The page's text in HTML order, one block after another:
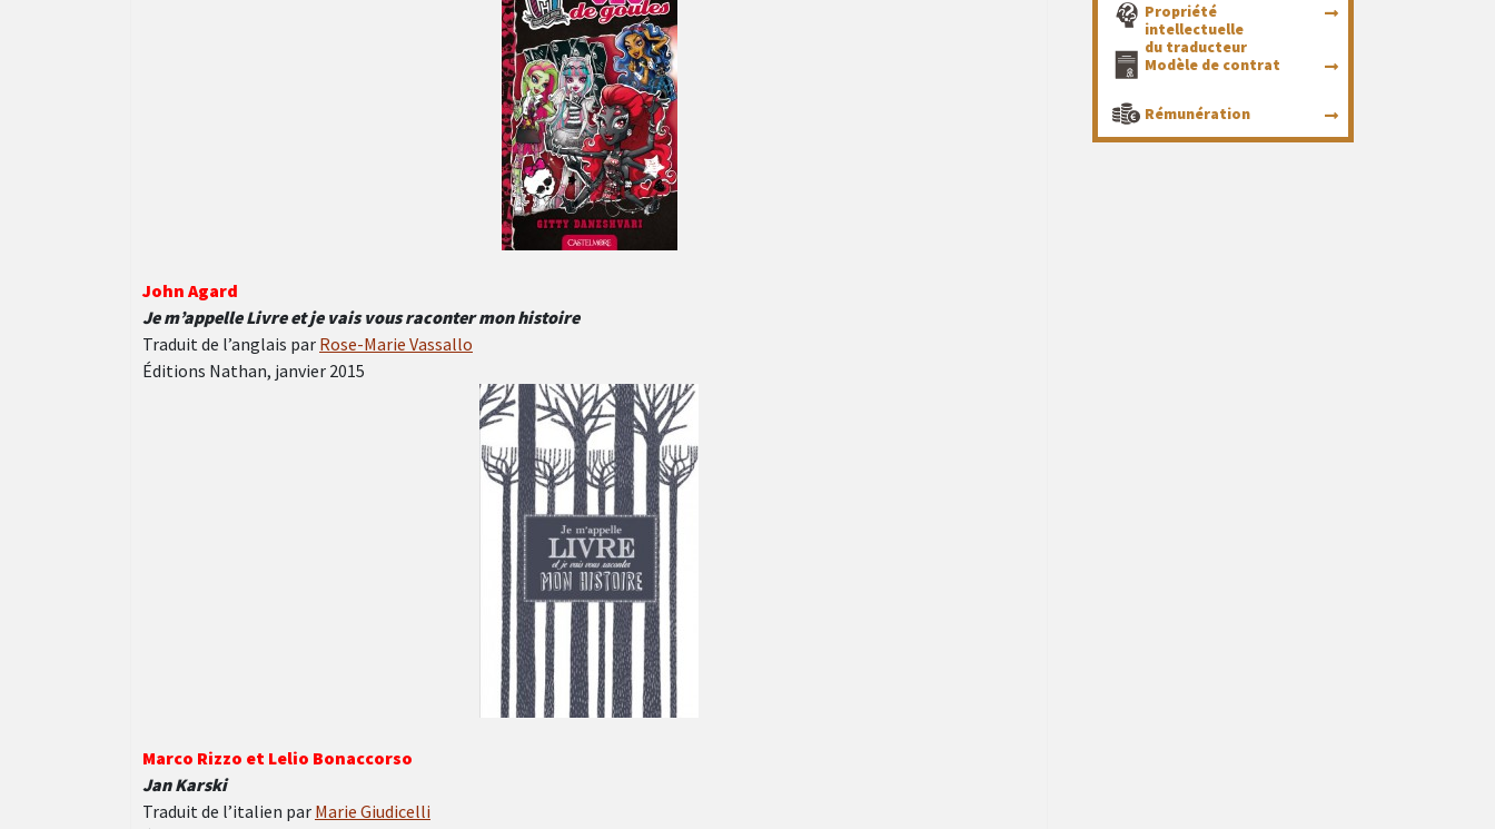
John Agard
Je m’appelle Livre et je vais vous raconter mon histoire
Traduit de l’anglais par Rose-Marie Vassallo
Éditions Nathan, janvier 2015
Marco Rizzo et Lelio Bonaccorso
Jan Karski
Traduit de l’italien par Marie Giudicelli
Propriété
intellectuelle
du traducteur
Modèle de contrat
Rémunération